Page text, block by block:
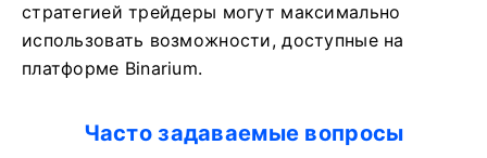
стратегией трейдеры могут максимально
использовать возможности, доступные на
платформе Binarium.
Часто задаваемые вопросы